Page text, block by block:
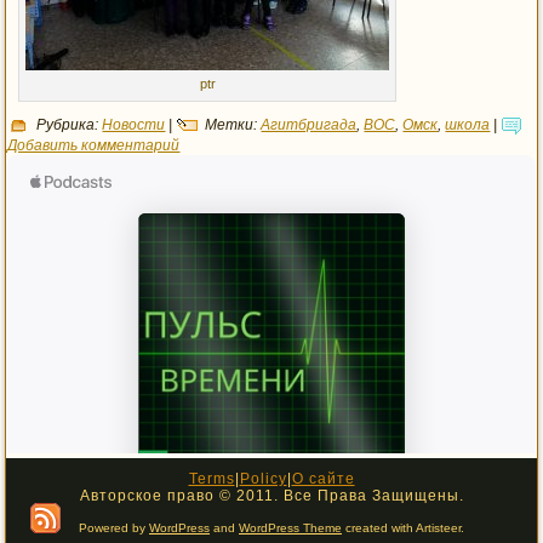
ptr
Рубрика: Новости Метки: Агитбригада,ВОС,Омск,школа
Добавить комментарий
Terms Policy О сайте
Авторское право © 2011. Все Права Защищены.
Powered by WordPress and WordPress Theme created with Artisteer.